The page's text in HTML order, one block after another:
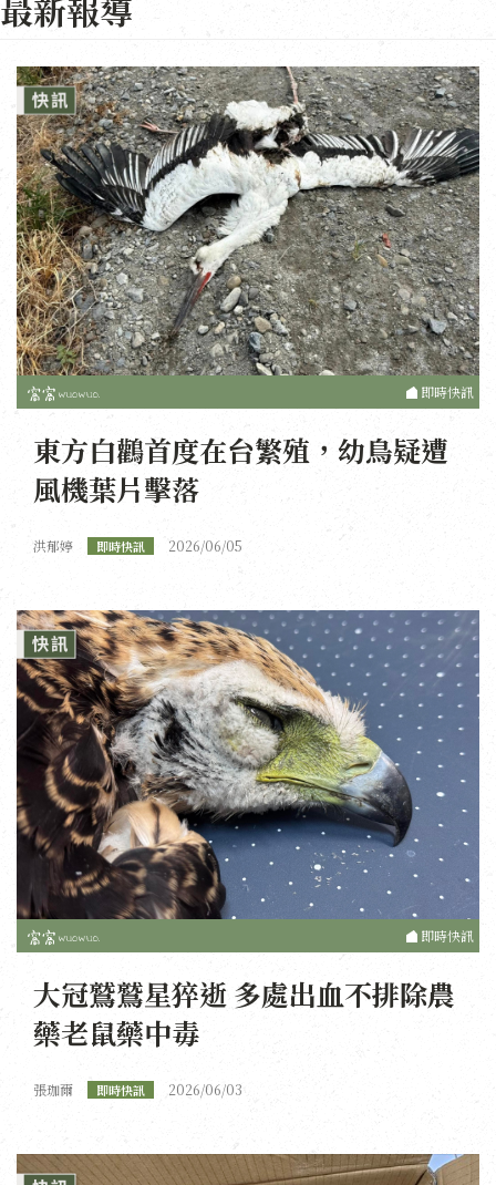
最新報導
即時快訊
東方白鸛首度在台繁殖，幼鳥疑遭
風機葉片擊落
洪郁婷 即時快訊 2026/06/05
即時快訊
大冠鷲鷲星猝逝 多處出血不排除農
藥老鼠藥中毒
張珈爾 即時快訊 2026/06/03